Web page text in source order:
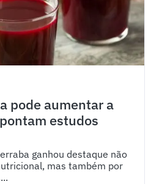
pode aumentar a
estudos
ganhou destaque não
mas também por